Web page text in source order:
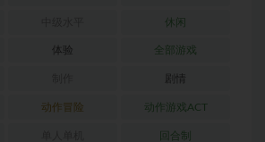
休闲
体验 全部游戏
剧情
动作冒险 动作游戏ACT
回合制